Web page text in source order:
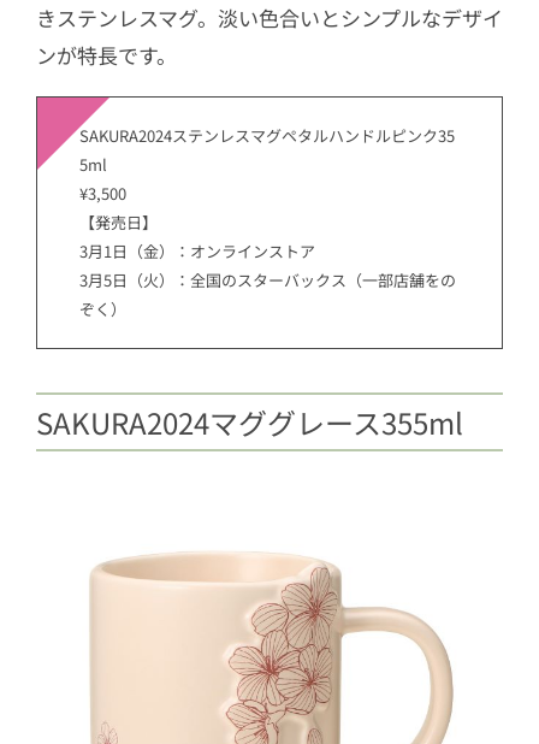
きステンレスマグ。淡い色合いとシンプルなデザイ
ンが特長です。
SAKURA2024ステンレスマグペタルハンドルピンク35
5ml
¥3,500
【発売日】
3月1日（金）：オンラインストア
3月5日（火）：全国のスターバックス（一部店舗をの
ぞく）
SAKURA2024マググレース355ml